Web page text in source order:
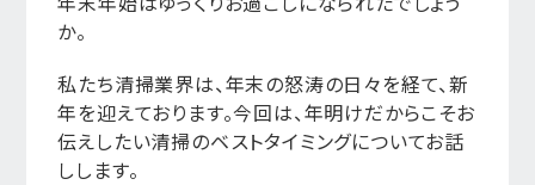
か。
私たち清掃業界は、年末の怒涛の日々を経て、新
年を迎えております。今回は、年明けだからこそお
伝えしたい清掃のベストタイミングについてお話
しします。